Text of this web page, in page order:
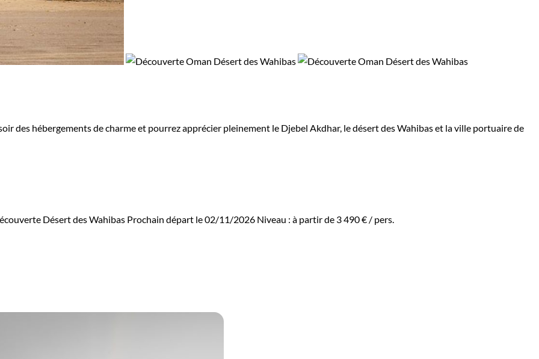
des hébergements de charme et pourrez apprécier pleinement le Djebel Akdhar, le désert des Wahibas et la ville portuaire de
Désert des Wahibas Prochain départ le 02/11/2026 Niveau : à partir de 3 490 € / pers.